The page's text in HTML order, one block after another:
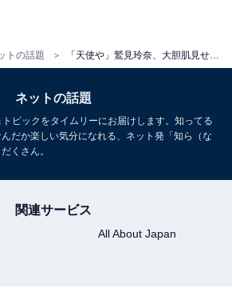
トの話題
ネットの話題
ピックをタイムリーにお届けします。知ってる
だか楽しい気分になれる、ネット発「知ら（な
くさん。
関連サービス
All About Japan